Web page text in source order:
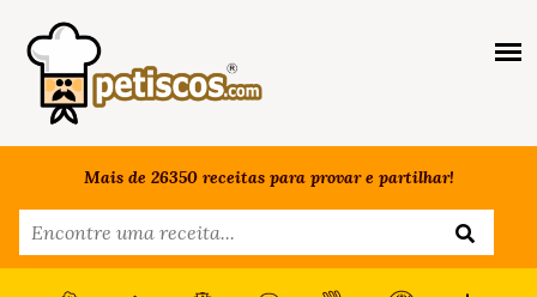
Mais de 26350 receitas para provar e partilhar!